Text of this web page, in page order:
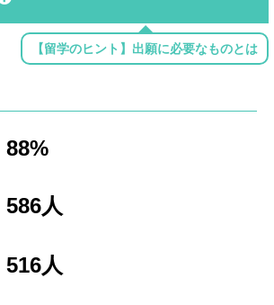
【留学のヒント】出願に必要なものとは
88%
586人
516人